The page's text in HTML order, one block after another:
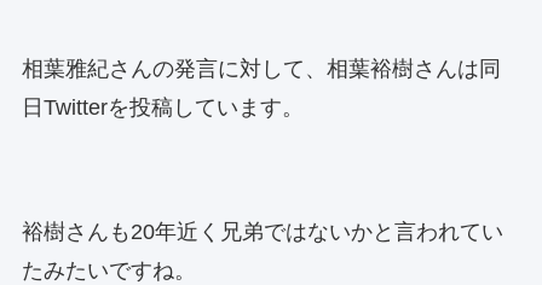
相葉雅紀さんの発言に対して、相葉裕樹さんは同
日Twitterを投稿しています。
裕樹さんも20年近く兄弟ではないかと言われてい
たみたいですね。